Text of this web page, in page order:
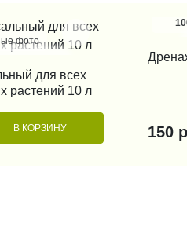
фото
В 1 КЛИКдля всех
растений 10 л
В КОРЗИНУ 150